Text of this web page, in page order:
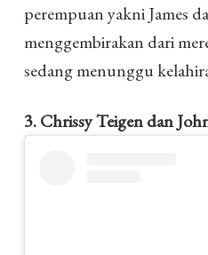
perempuan yakni James
menggembirakan dari
sedang menunggu
3. Chrissy Teigen dan